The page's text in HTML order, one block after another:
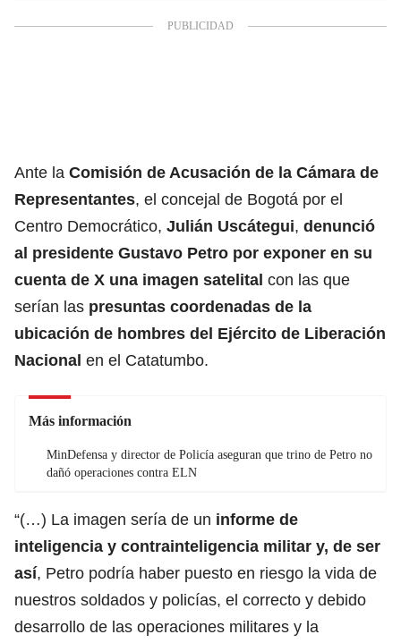
Ante la Comisión de Acusación de la Cámara de
Representantes, el concejal de Bogotá por el
Centro Democrático, Julián Uscátegui, denunció
al presidente Gustavo Petro por exponer en su
cuenta de X una imagen satelital con las que
serían las presuntas coordenadas de la
ubicación de hombres del Ejército de Liberación
Nacional en el Catatumbo.
Más información
MinDefensa y director de Policía aseguran que trino de Petro no
dañó operaciones contra ELN
“(…) La imagen sería de un informe de
inteligencia y contrainteligencia militar y, de ser
así, Petro podría haber puesto en riesgo la vida de
nuestros soldados y policías, el correcto y debido
desarrollo de las operaciones militares y la